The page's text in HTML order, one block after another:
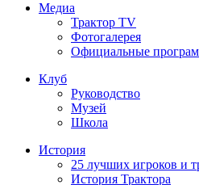
Медиа
Трактор TV
Фотогалерея
Официальные
Клуб
Руководство
Музей
Школа
История
25 лучших игроков и
История Трактора